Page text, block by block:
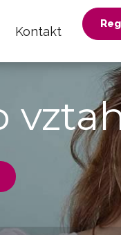
Kontakt